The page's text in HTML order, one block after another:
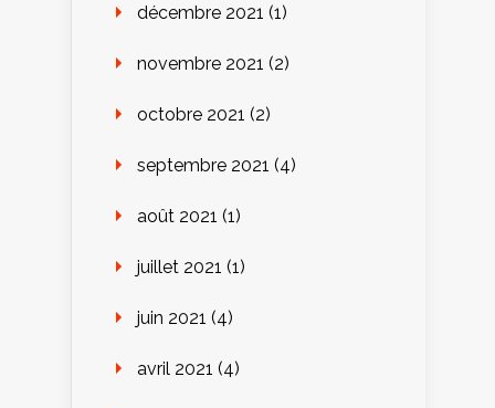
décembre 2021 (1)
novembre 2021 (2)
octobre 2021 (2)
septembre 2021 (4)
août 2021 (1)
juillet 2021 (1)
juin 2021 (4)
avril 2021 (4)